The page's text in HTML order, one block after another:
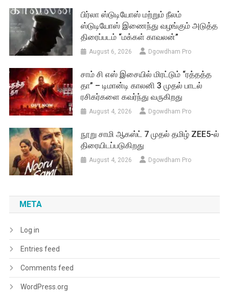
பிர்லா ஸ்டுடியோஸ் மற்றும் நீலம்
ஸ்டுடியோஸ் இணைந்து வழங்கும் அடுத்த
திரைப்படம் “மக்கள் காவலன்”
August 6, 2026 Dgowdham Pro
சாம் சி எஸ் இசையில் மிரட்டும் “ரத்தத்த
தா” – டிமான்டி காலனி 3 முதல் பாடல்
ரசிகர்களை கவர்ந்து வருகிறது
August 4, 2026 Dgowdham Pro
நூறு சாமி ஆகஸ்ட் 7 முதல் தமிழ் ZEE5-ல்
திரையிடப்படுகிறது
August 4, 2026 Dgowdham Pro
META
Log in
Entries feed
Comments feed
WordPress.org